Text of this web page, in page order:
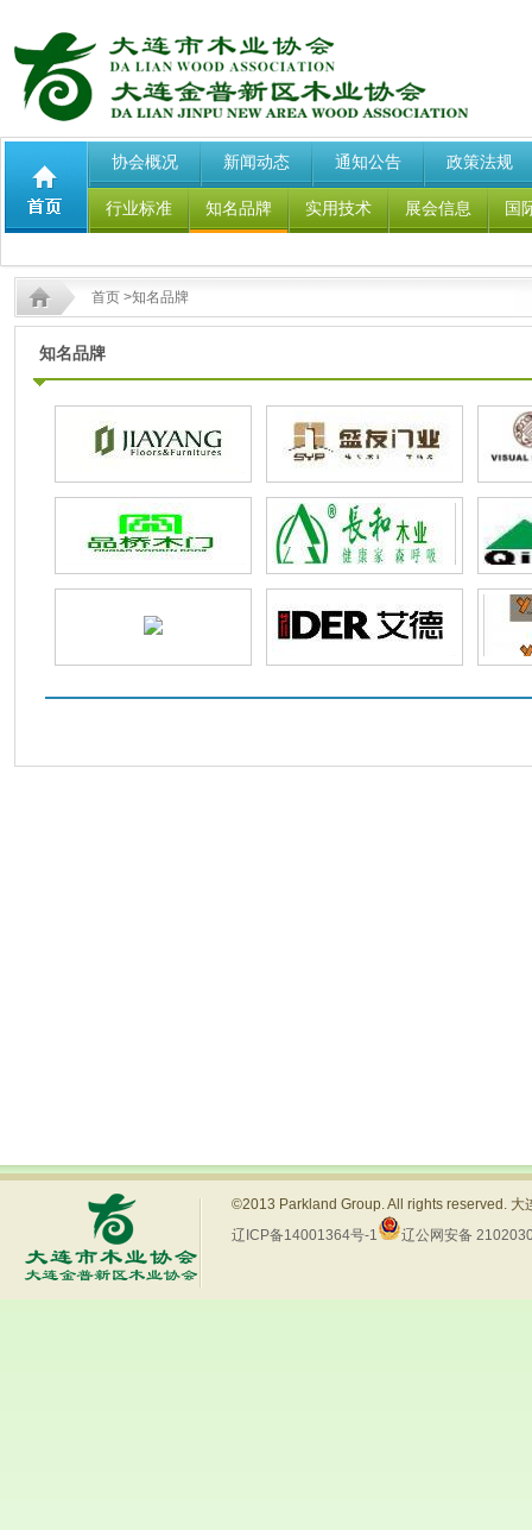
协会概况 新闻动态 通知公告 政策法规
行业标准 知名品牌 实用技术 展会信息 国
首页 >知名品牌
知名品牌
©2013 Parkland Group. All rights reserved.
辽ICP备14001364号-1
辽公网安备